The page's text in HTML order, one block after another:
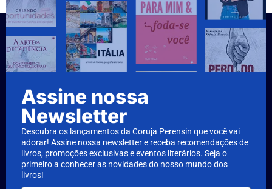
Assine nossa
Newsletter
Descubra os lançamentos da Coruja Perensin que você vai
adorar! Assine nossa newsletter e receba recomendações de
livros, promoções exclusivas e eventos literários. Seja o
primeiro a conhecer as novidades do nosso mundo dos
livros!